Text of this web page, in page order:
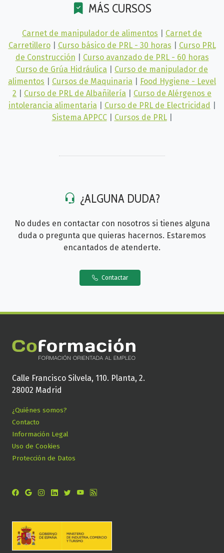
MÁS CURSOS
Carnet de manipulador de alimentos
Carnet de
Carretillero
Curso básico de PRL - 30 horas
Curso PRL
de Construcción
Curso avanzado de PRL - 60 horas
Curso de Grúa Hidráulica
Curso de manipulador de
alimentos
Cursos de Maquinaria
Food Hygiene - Level
2
Curso de PRL de Albañilería
Curso de Alérgenos e
intolerancia alimentaria
Curso de PRL de Electricidad
Sistema APPCC
Cursos de PRL
¿ALGUNA DUDA?
No dudes en contactar con nosotros si tienes alguna
duda o pregunta que quieras hacernos. Estaremos
encantados de atenderte.
Contactar
Calle Francisco Silvela, 110. Planta, 2.
28002 Madrid
¿Quiénes somos?
Contacto
Información Legal
Uso de Cookies
Protección de Datos